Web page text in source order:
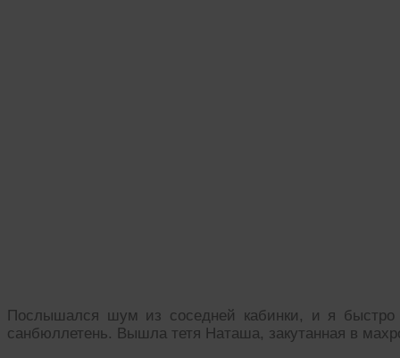
Послышался шум из соседней кабинки, и я
санбюллетень. Вышла тетя Наташа, закутанная в